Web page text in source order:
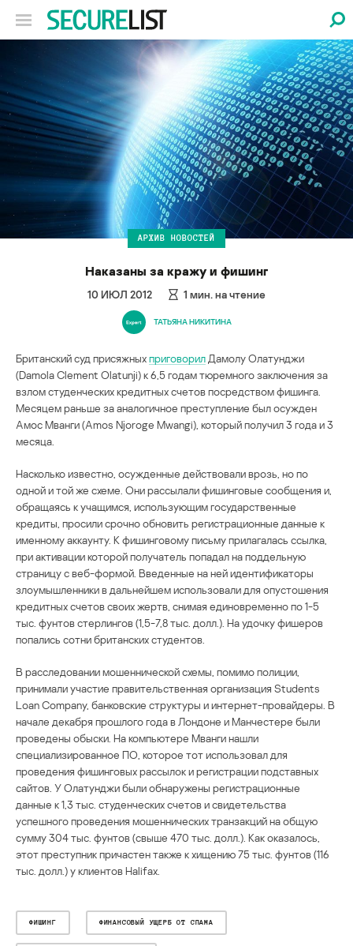
АРХИВ НОВОСТЕЙ
Наказаны за кражу и фишинг
10 ИЮЛ 2012 1 мин. на чтение
ТАТЬЯНА НИКИТИНА
Британский суд присяжныхприговорил Дамолу Олатунджи
(Damola Clement Olatunji) к 6,5 годам тюремного заключения за
взлом студенческих кредитных счетов посредством фишинга.
Месяцем раньше за аналогичное преступление был осужден
Амос Мванги (Amos Njoroge Mwangi), который получил 3 года и 3
месяца.
Насколько известно, осужденные действовали врозь, но по
одной и той же схеме. Они рассылали фишинговые сообщения и,
обращаясь к учащимся, использующим государственные
кредиты, просили срочно обновить регистрационные данные к
именному аккаунту. К фишинговому письму прилагалась ссылка,
при активации которой получатель попадал на поддельную
страницу с веб-формой. Введенные на ней идентификаторы
злоумышленники в дальнейшем использовали для опустошения
кредитных счетов своих жертв, снимая единовременно по 1-5
тыс. фунтов стерлингов (1,5-7,8 тыс. долл.). На удочку фишеров
попались сотни британских студентов.
В расследовании мошеннической схемы, помимо полиции,
принимали участие правительственная организация Students
Loan Company, банковские структуры и интернет-провайдеры. В
начале декабря прошлого года в Лондоне и Манчестере были
проведены обыски. На компьютере Мванги нашли
специализированное ПО, которое тот использовал для
проведения фишинговых рассылок и регистрации подставных
сайтов. У Олатунджи были обнаружены регистрационные
данные к 1,3 тыс. студенческих счетов и свидетельства
успешного проведения мошеннических транзакций на общую
сумму 304 тыс. фунтов (свыше 470 тыс. долл.). Как оказалось,
этот преступник причастен также к хищению 75 тыс. фунтов (116
тыс. долл.) у клиентов Halifax.
ФИШИНГ ФИНАНСОВЫЙ УЩЕРБ ОТ СПАМА